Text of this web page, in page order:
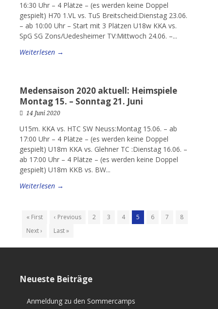
16:30 Uhr – 4 Plätze – (es werden keine Doppel
gespielt) H70 1.VL vs. TuS Breitscheid:Dienstag 23.06.
– ab 10:00 Uhr – Start mit 3 Plätzen U18w KKA vs.
SpG SG Zons/Uedesheimer TV:Mittwoch 24.06. –...
Weiterlesen →
Medensaison 2020 aktuell: Heimspiele
Montag 15. – Sonntag 21. Juni
14 Juni 2020
U15m. KKA vs. HTC SW Neuss:Montag 15.06. – ab
17:00 Uhr – 4 Plätze – (es werden keine Doppel
gespielt) U18m KKA vs. Glehner TC :Dienstag 16.06. –
ab 17:00 Uhr – 4 Plätze – (es werden keine Doppel
gespielt) U18m KKB vs. BW...
Weiterlesen →
« First ‹ Previous 2 3 4 5 6 7
8
Next ›
Last »
Neueste Beiträge
Anmeldung zu den Sommercamps